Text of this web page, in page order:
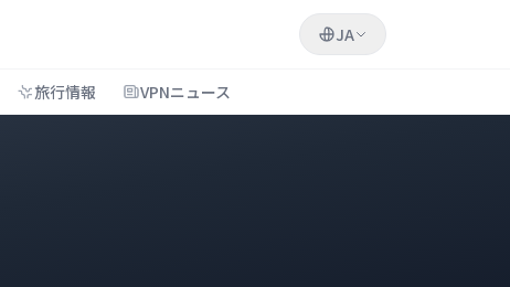
JA
旅行情報 VPNニュース